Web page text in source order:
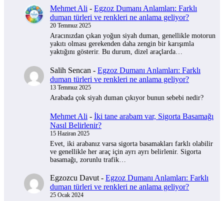
Mehmet Ali - Egzoz Dumanı Anlamları: Farklı
duman türleri ve renkleri ne anlama geliyor?
20 Temmuz 2025
Aracınızdan çıkan yoğun siyah duman, genellikle motorun
yakıtı olması gerekenden daha zengin bir karışımla
yaktığını gösterir. Bu durum, dizel araçlarda…
Salih Sencan - Egzoz Dumanı Anlamları: Farklı
duman türleri ve renkleri ne anlama geliyor?
13 Temmuz 2025
Arabada çok siyah duman çıkıyor bunun sebebi nedir?
Mehmet Ali - İki tane arabam var, Sigorta Basamağı
Nasıl Belirlenir?
15 Haziran 2025
Evet, iki arabanız varsa sigorta basamakları farklı olabilir
ve genellikle her araç için ayrı ayrı belirlenir. Sigorta
basamağı, zorunlu trafik…
Egzozcu Davut - Egzoz Dumanı Anlamları: Farklı
duman türleri ve renkleri ne anlama geliyor?
25 Ocak 2024